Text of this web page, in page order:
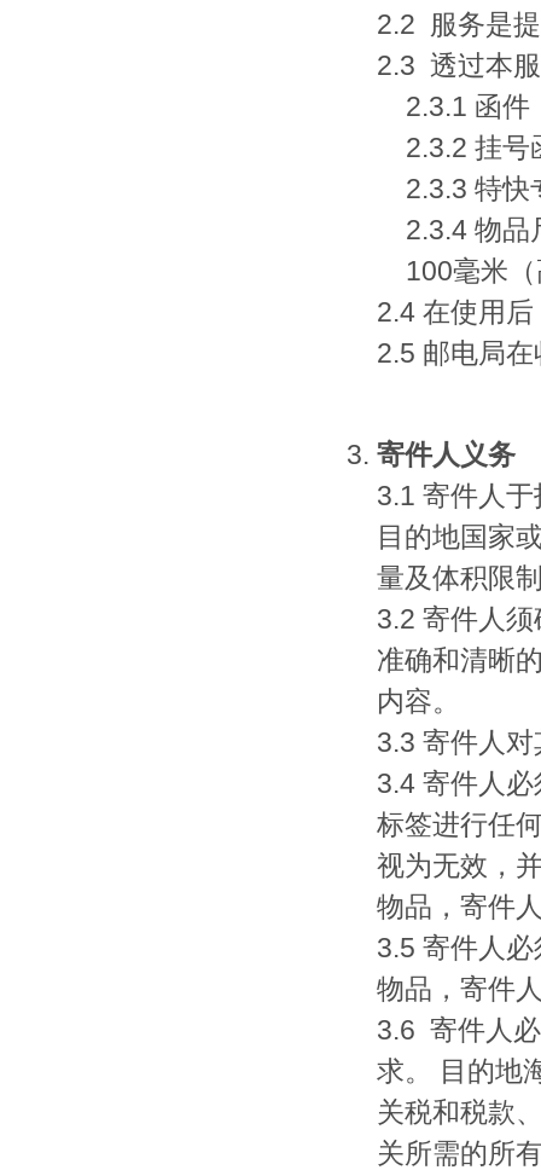
2.2 服务是
2.3 透过本
2.3.1 函件
2.3.2 挂号
2.3.3 特快
2.3.4 物品
100毫米
2.4 在使用
2.5 邮电局
寄件人义务
3.1 寄件人
目的地国家
量及体积限
3.2 寄件人
准确和清晰
内容。
3.3 寄件人
3.4 寄件人
标签进行任
视为无效，
物品，寄件
3.5 寄件人
物品，寄件
3.6 寄件人
求。 目的地
关税和税款
关所需的所